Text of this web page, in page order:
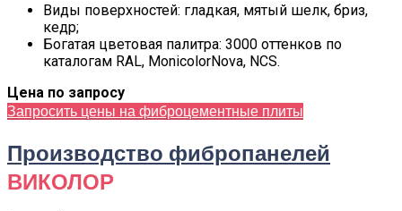
Виды поверхностей: гладкая, мятый шелк, бриз,
кедр;
Богатая цветовая палитра: 3000 оттенков по
каталогам RAL, MonicolorNova, NCS.
Цена по запросу
Запросить цены на фиброцементные плиты
Производство фибропанелей
ВИКОЛОР